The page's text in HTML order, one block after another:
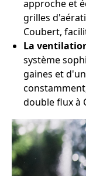
approche et
grilles
Coubert,
La
système
gaines et
double flux à